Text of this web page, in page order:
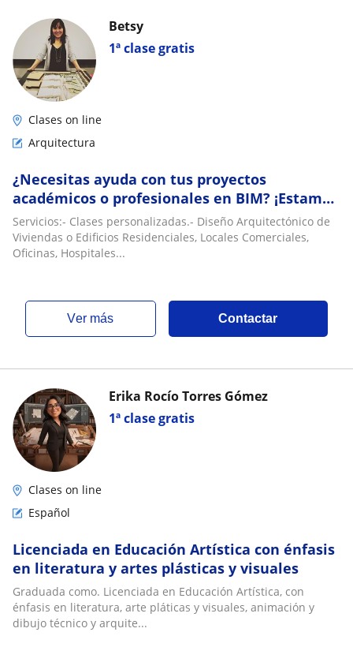
1ª clase gratis
Betsy
Clases on line
Arquitectura
¿Necesitas ayuda con tus proyectos
académicos o profesionales en BIM? ¡Estamos
aquí para ayudarte! Ofrecemos servicios de
diseño y
Servicios:- Clases personalizadas.- Diseño Arquitectónico de
Viviendas o Edificios Residenciales, Locales Comerciales,
Oficinas, Hospitales...
ver más Contactar
1ª clase gratis
Erika Rocío Torres Gómez
Clases on line
Español
Licenciada en Educación Artística con énfasis
en literatura y artes plásticas y visuales
Graduada como. Licenciada en Educación Artística, con
énfasis en literatura, arte pláticas y visuales, animación y
dibujo técnico y arquite...